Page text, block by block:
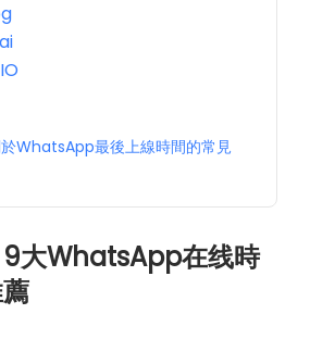
WhatsApp最後上線時間的常見
大WhatsApp在线時